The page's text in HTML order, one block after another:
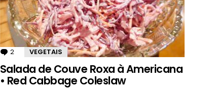
2 Comentários
VEGETAIS
Salada de Couve Roxa à Americana
• Red Cabbage Coleslaw